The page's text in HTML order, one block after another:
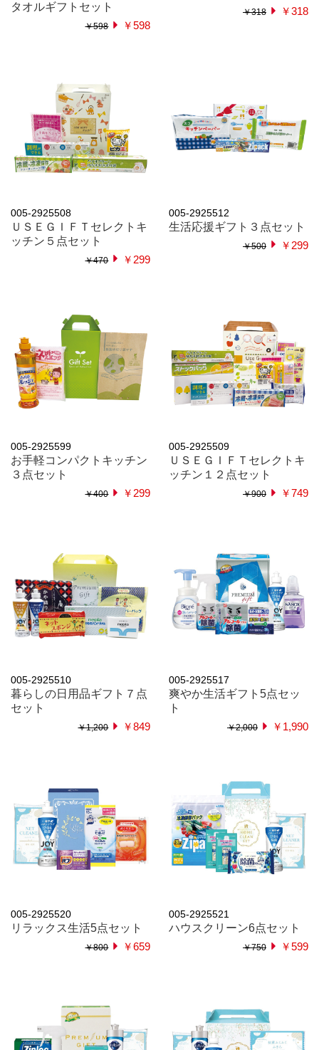
タオルギフトセット
￥598 ￥598
￥318 ￥318
005-2925508
ＵＳＥＧＩＦＴセレクトキ
ッチン５点セット
￥470 ￥299
005-2925512
生活応援ギフト３点セット
￥500 ￥299
005-2925599
お手軽コンパクトキッチン
３点セット
￥400 ￥299
005-2925509
ＵＳＥＧＩＦＴセレクトキ
ッチン１２点セット
￥900 ￥749
005-2925510
暮らしの日用品ギフト７点
セット
￥1,200 ￥849
005-2925517
爽やか生活ギフト5点セッ
ト
￥2,000 ￥1,990
005-2925520
リラックス生活5点セット
￥800 ￥659
005-2925521
ハウスクリーン6点セット
￥750 ￥599